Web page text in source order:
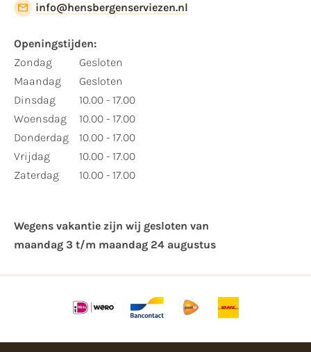
info@hensbergenserviezen.nl
Openingstijden:
Zondag
Maandag
Dinsdag
Woensdag
Donderdag
Vrijdag
Zaterdag
Gesloten
Gesloten
10.00 - 17.00
10.00 - 17.00
10.00 - 17.00
10.00 - 17.00
10.00 - 17.00
Wegens vakantie zijn wij gesloten van ​
maandag 3 t/m maandag 24 augustus